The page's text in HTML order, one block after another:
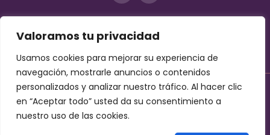
Valoramos tu privacidad
Usamos cookies para mejorar su experiencia de
navegación, mostrarle anuncios o contenidos
personalizados y analizar nuestro tráfico. Al hacer clic
en “Aceptar todo” usted da su consentimiento a
nuestro uso de las cookies.
Aviso Legal Términos y condiciones
–Cookies